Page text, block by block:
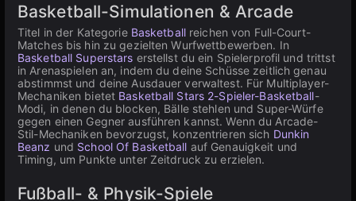
Basketball-Simulationen & Arcade
Titel in der Kategorie Basketballreichen von Full-Court-
Matches bis hin zu gezielten Wurfwettbewerben. In
Basketball Superstars erstellst du ein Spielerprofil und trittst
in Arenaspielen an, indem du deine Schüsse zeitlich genau
abstimmst und deine Ausdauer verwaltest. Für Multiplayer-
Mechaniken bietet Basketball Stars 2-Spieler-Basketball-
Modi, in denen du blocken, Bälle stehlen und Super-Würfe
gegen einen Gegner ausführen kannst. Wenn du Arcade-
Stil-Mechaniken bevorzugst, konzentrieren sich Dunkin
Beanz und School Of Basketball auf Genauigkeit und
Timing, um Punkte unter Zeitdruck zu erzielen.
Fußball- & Physik-Spiele